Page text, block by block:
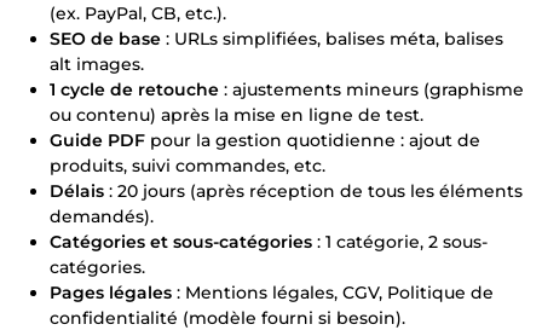
(ex. PayPal, CB, etc.).
SEO de base : URLs simplifiées, balises méta, balises
alt images.
1 cycle de retouche : ajustements mineurs (graphisme
ou contenu) après la mise en ligne de test.
Guide PDF pour la gestion quotidienne : ajout de
produits, suivi commandes, etc.
Délais : 20 jours (après réception de tous les éléments
demandés).
Catégories et sous-catégories : 1 catégorie, 2 sous-
catégories.
Pages légales : Mentions légales, CGV, Politique de
confidentialité (modèle fourni si besoin).